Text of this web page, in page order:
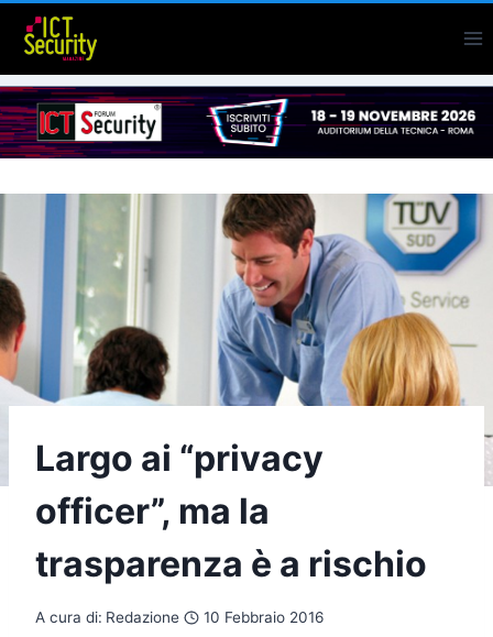
Salta
contenuto
Largo ai “privacy
officer”, ma la
trasparenza è a rischio
A cura di: Redazione 10 Febbraio 2016